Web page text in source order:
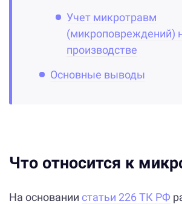
Учет микротравм
(микроповреждений)
производстве
Основные выводы
Что относится к
На основании статьи 226 ТК РФ